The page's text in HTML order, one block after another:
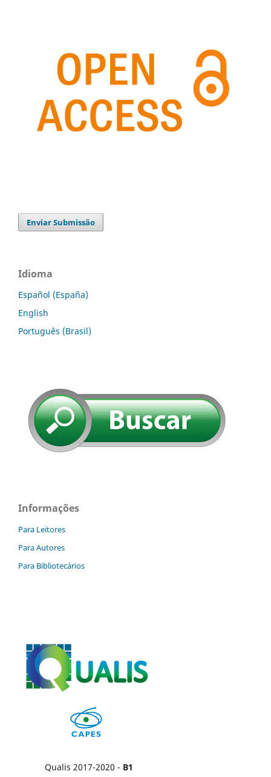
Enviar Submissão
Idioma
Español (España)
English
Português (Brasil)
Informações
Para Leitores
Para Autores
Para Bibliotecários
Qualis 2017-2020 - B1